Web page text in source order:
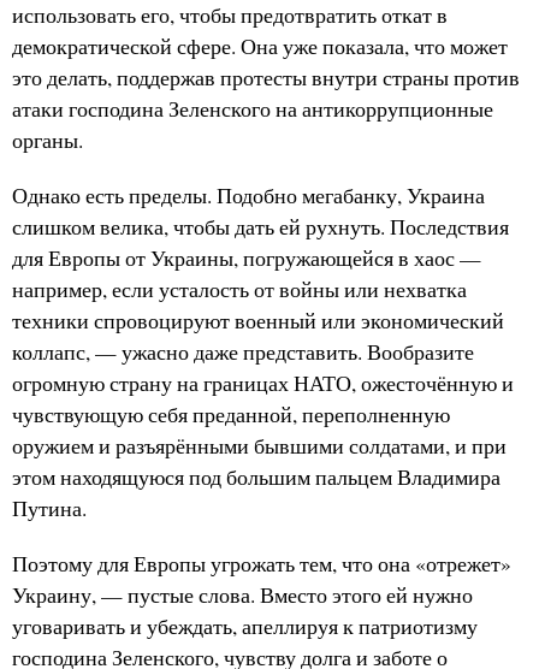
использовать его, чтобы предотвратить откат в
демократической сфере. Она уже показала, что может
это делать, поддержав протесты внутри страны против
атаки господина Зеленского на антикоррупционные
органы.
Однако есть пределы. Подобно мегабанку, Украина
слишком велика, чтобы дать ей рухнуть. Последствия
для Европы от Украины, погружающейся в хаос —
например, если усталость от войны или нехватка
техники спровоцируют военный или экономический
коллапс, — ужасно даже представить. Вообразите
огромную страну на границах НАТО, ожесточённую и
чувствующую себя преданной, переполненную
оружием и разъярёнными бывшими солдатами, и при
этом находящуюся под большим пальцем Владимира
Путина.
Поэтому для Европы угрожать тем, что она «отрежет»
Украину, — пустые слова. Вместо этого ей нужно
уговаривать и убеждать, апеллируя к патриотизму
господина Зеленского, чувству долга и заботе о